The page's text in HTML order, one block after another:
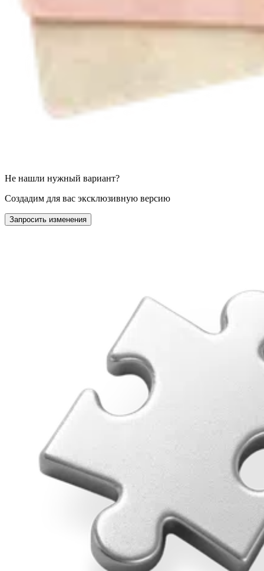
Не нашли нужный вариант?
Создадим для вас эксклюзивную версию
Запросить изменения